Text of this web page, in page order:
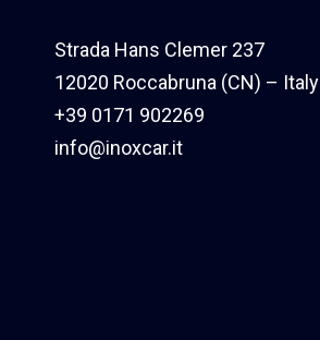
Strada Hans Clemer 237
12020 Roccabruna (CN) – Italy
+39 0171 902269
info@inoxcar.it